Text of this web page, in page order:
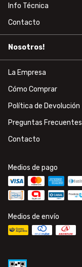
Info Técnica
Contacto
Nosotros!
La Empresa
Cómo Comprar
Política de Devolución
Preguntas Frecuentes
Contacto
Medios de pago
Medios de envío